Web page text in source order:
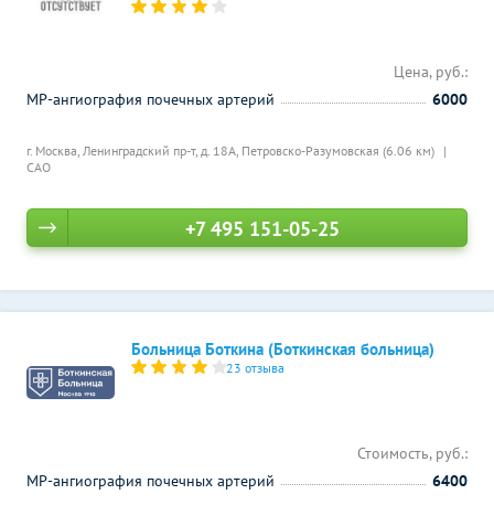
г. Москва, Ленинградский пр-т, д. 18А, Петровско-Разумовская (6.06 км)
САО
Цена, руб.:
МР-ангиография почечных артерий
6000
+7 495 151-05-25
Больница Боткина (Боткинская больница)
23 отзыва
Стоимость, руб.:
МР-ангиография почечных артерий
6400